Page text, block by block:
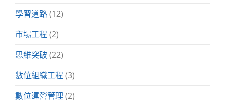
學習道路(12)
市場工程 (2)
思維突破 (22)
數位組織工程 (3)
數位運營管理 (2)